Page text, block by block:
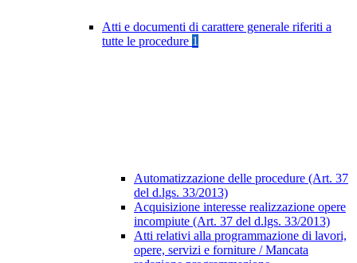
Atti e documenti di carattere generale riferiti a
tutte le procedure 1
Automatizzazione delle procedure (Art. 37
del d.lgs. 33/2013)
Acquisizione interesse realizzazione opere
incompiute (Art. 37 del d.lgs. 33/2013)
Atti relativi alla programmazione di lavori,
opere, servizi e forniture / Mancata